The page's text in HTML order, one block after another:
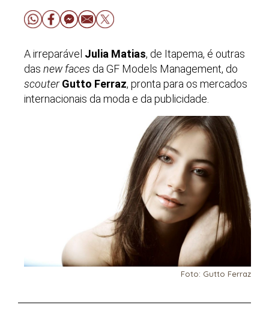
A irreparável Julia Matias, de Itapema, é outras
das new faces da GF Models Management, do
scouter Gutto Ferraz, pronta para os mercados
internacionais da moda e da publicidade.
Foto: Gutto Ferraz